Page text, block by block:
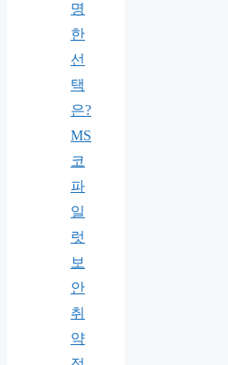
명
한
선
택
은?
MS
코
파
일
럿
보
안
취
약